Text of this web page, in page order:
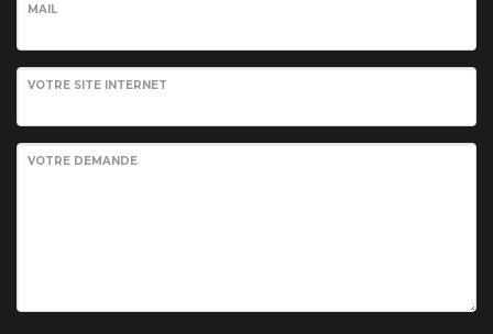
MAIL
VOTRE SITE INTERNET
VOTRE DEMANDE